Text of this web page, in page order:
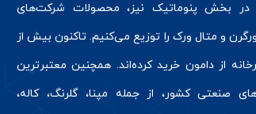
در بخش پنوماتیک نیز، محصولات شرکت‌های
و متال ورک را توزیع می‌کنیم. تاکنون بیش از
کارخانه از دامون خرید کرده‌اند. همچنین معتبرترین
صنعتی کشور، از جمله مپنا، گلرنگ، کاله،